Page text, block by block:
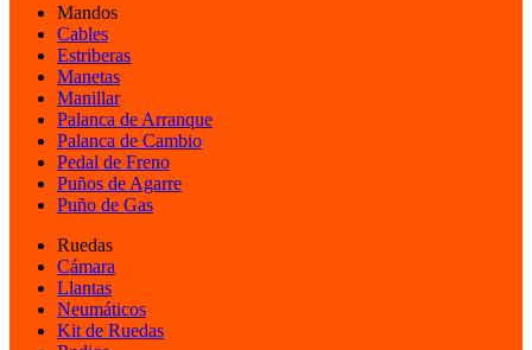
Mandos
Cables
Estriberas
Manetas
Manillar
Palanca de Arranque
Palanca de Cambio
Pedal de Freno
Puños de Agarre
Puño de Gas
Ruedas
Cámara
Llantas
Neumáticos
Kit de Ruedas